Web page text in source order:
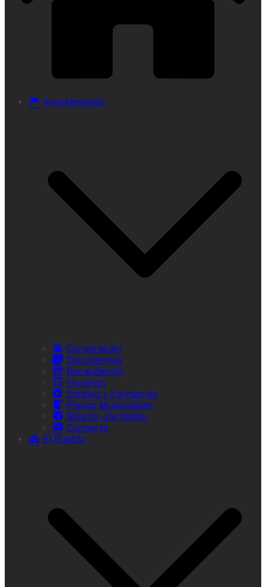
Ayuntamiento
Corporación
Documentos
Recaudación
Horarios
Empleo y Formación
Plenos Municipales
Boletín «De Valde»
Contacta
El Pueblo